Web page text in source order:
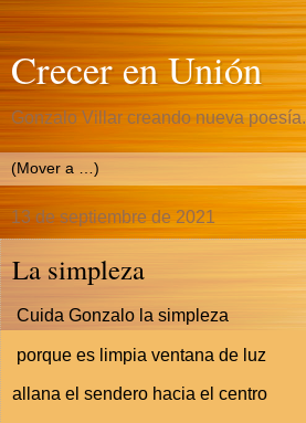
Crecer en Unión
Gonzalo Villar creando nueva poesía.
13 de septiembre de 2021
La simpleza
Cuida Gonzalo la simpleza
porque es limpia ventana de luz
allana el sendero hacia el centro